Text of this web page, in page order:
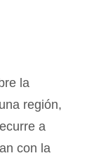
la
región,
a
con la